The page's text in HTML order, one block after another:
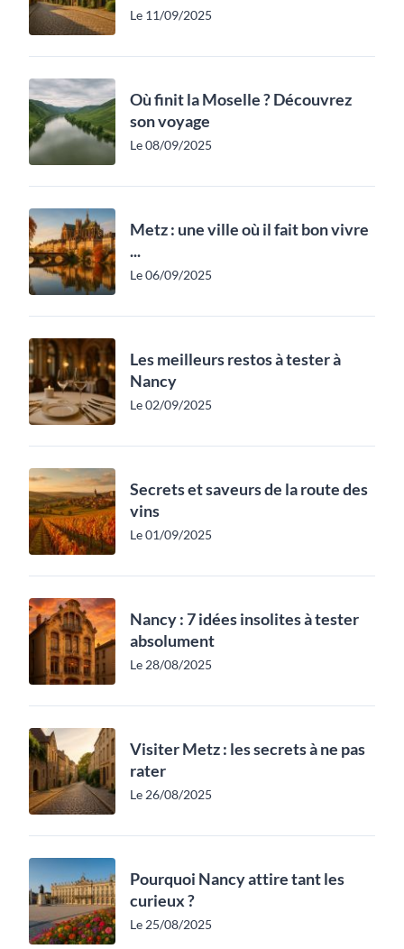
Le 11/09/2025
Où finit la Moselle ? Découvrez
son voyage
Le 08/09/2025
Metz : une ville où il fait bon vivre
...
Le 06/09/2025
Les meilleurs restos à tester à
Nancy
Le 02/09/2025
Secrets et saveurs de la route des
vins
Le 01/09/2025
Nancy : 7 idées insolites à tester
absolument
Le 28/08/2025
Visiter Metz : les secrets à ne pas
rater
Le 26/08/2025
Pourquoi Nancy attire tant les
curieux ?
Le 25/08/2025